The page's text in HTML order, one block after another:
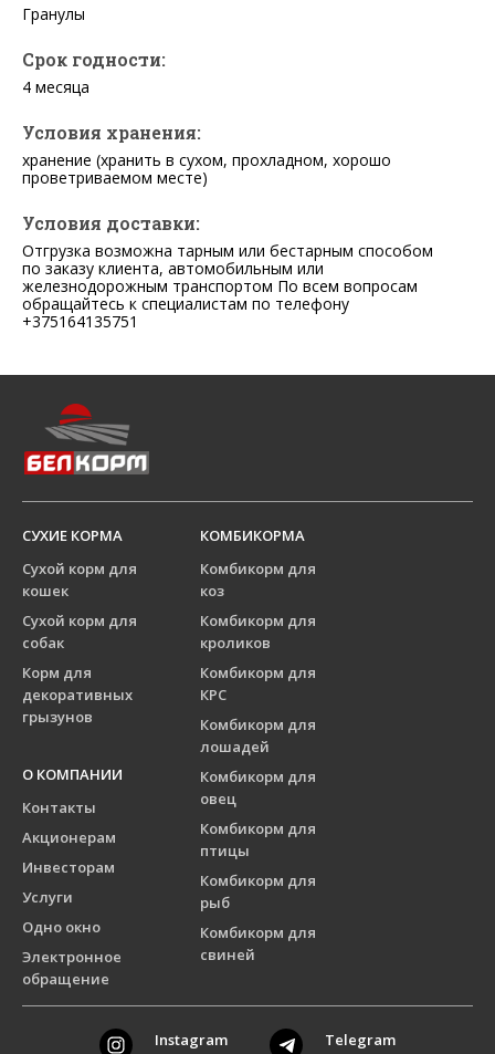
Гранулы
Срок годности:
4 месяца
Условия хранения:
хранение (хранить в сухом, прохладном, хорошо
проветриваемом месте)
Условия доставки:
Отгрузка возможна тарным или бестарным способом
по заказу клиента, автомобильным или
железнодорожным транспортом По всем вопросам
обращайтесь к специалистам по телефону
+375164135751
СУХИЕ КОРМА
Сухой корм для
кошек
Сухой корм для
собак
Корм для
декоративных
грызунов
КОМБИКОРМА
Комбикорм для
коз
Комбикорм для
кроликов
Комбикорм для
КРС
Комбикорм для
лошадей
Комбикорм для
овец
Комбикорм для
птицы
Комбикорм для
рыб
Комбикорм для
свиней
О КОМПАНИИ
Контакты
Акционерам
Инвесторам
Услуги
Одно окно
Электронное
обращение
Instagram Telegram